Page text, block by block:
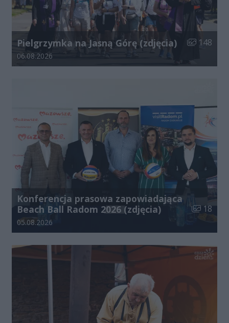
Pielgrzymka na Jasną Górę (zdjęcia) Liczba
148
Data dodania galerii:
06.08.2026
Konferencja prasowa zapowiadająca
Beach Ball Radom 2026 (zdjęcia)
Liczba
18
Data dodania galerii:
05.08.2026